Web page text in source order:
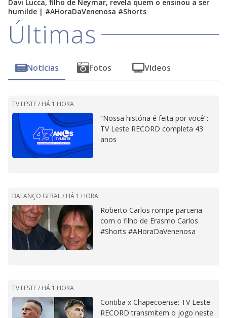
Davi Lucca, filho de Neymar, revela quem o ensinou a ser
humilde | #AHoraDaVenenosa #Shorts
Últimas
Notícias Fotos Vídeos
TV LESTE / HÁ 1 HORA
“Nossa história é feita por você”:
TV Leste RECORD completa 43
anos
BALANÇO GERAL / HÁ 1 HORA
Roberto Carlos rompe parceria
com o filho de Erasmo Carlos
#Shorts #AHoraDaVenenosa
TV LESTE / HÁ 1 HORA
Coritiba x Chapecoense: TV Leste
RECORD transmitem o jogo neste